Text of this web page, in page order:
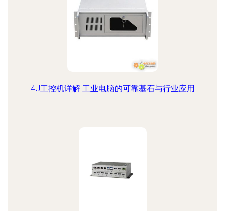
4U工控机详解 工业电脑的可靠基石与行业应用